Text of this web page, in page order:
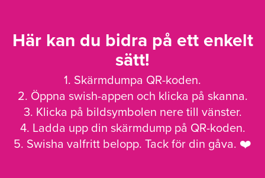
Här kan du bidra på ett enkelt
sätt!
1. Skärmdumpa QR-koden.
2. Öppna swish-appen och klicka på skanna.
3. Klicka på bildsymbolen nere till vänster.
4. Ladda upp din skärmdump på QR-koden.
5. Swisha valfritt belopp. Tack för din gåva. ❤️